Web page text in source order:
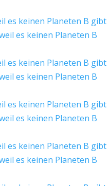
es keinen Planeten B gibt
es keinen Planeten B gibt
es keinen Planeten B gibt
es keinen Planeten B gibt